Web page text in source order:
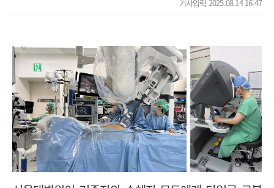
기사입력 2025.08.14 16:47